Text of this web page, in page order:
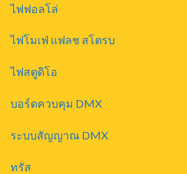
ไฟฟอลโล่
ไฟโมเฟ่ แฟลช สโตรบ
ไฟสตูดิโอ
บอร์ดควบคุม DMX
ระบบสัญญาณ DMX
ทรัส